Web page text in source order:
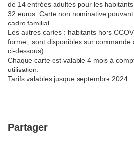
de 14 entrées adultes pour les
32 euros. Carte non nominative
cadre familial.
Les autres cartes : habitants hors
forme ; sont disponibles sur commande
ci-dessous).
Chaque carte est valable 4 mois à
utilisation.
Tarifs valables jusque septembre 2024
Partager